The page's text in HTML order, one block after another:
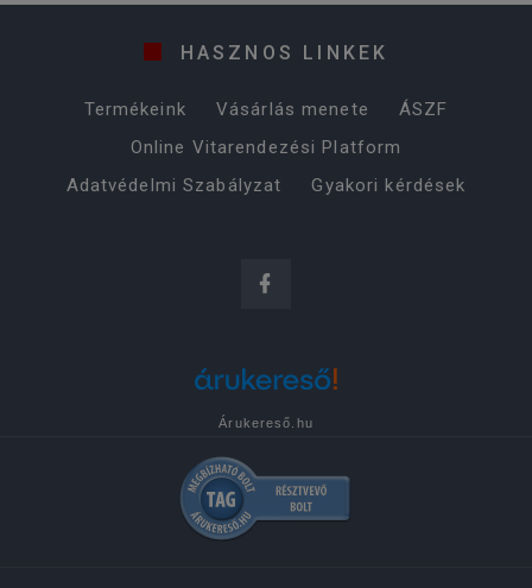
HASZNOS LINKEK
Termékeink Vásárlás menete
ÁSZF
Online Vitarendezési Platform
Adatvédelmi Szabályzat
Gyakori kérdések
Árukereső.hu